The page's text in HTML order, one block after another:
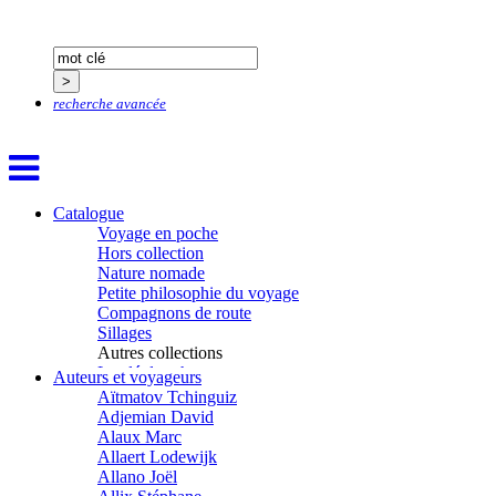
recherche avancée
Catalogue
Voyage en poche
Hors collection
Nature nomade
Petite philosophie du voyage
Compagnons de route
Sillages
Autres collections
La clé des champs
Chemins d’étoiles
Visions
Auteurs et voyageurs
Aïtmatov Tchinguiz
Adjemian David
Alaux Marc
Allaert Lodewijk
Allano Joël